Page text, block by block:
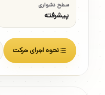
سطح دشواری
پیشرفته
نحوه اجرای حرکت